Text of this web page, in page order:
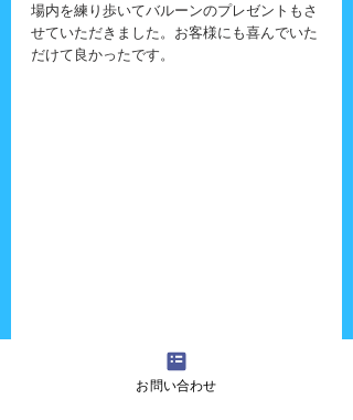
場内を練り歩いてバルーンのプレゼントもさ
せていただきました。お客様にも喜んでいた
だけて良かったです。
『吉田さんちの大道芸』へのご質問・ご意
お問い合わせ